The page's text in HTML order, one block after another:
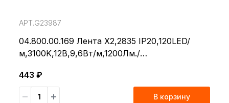
АРТ.G23987
04.800.00.169 Лента X2,2835 IP20,120LED/
м,3100K,12В,9,6Вт/м,1200Лм./
443 ₽
В корзину